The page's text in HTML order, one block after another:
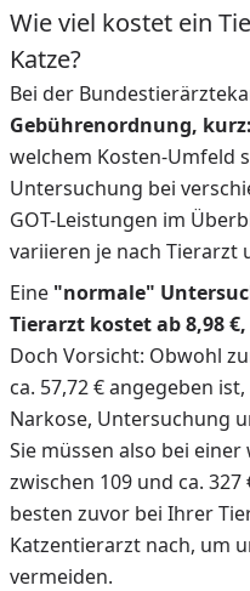
Wie viel kostet ein
Katze?
Bei der
Gebührenordnung, kurz:
welchem Kosten-Umfeld
Untersuchung bei
GOT-Leistungen im
variieren je nach Tierarzt
Eine "normale"
Tierarzt kostet ab 8,98
Doch Vorsicht: Obwohl
ca. 57,72 € angegeben
Narkose, Untersuchung
Sie müssen also bei
zwischen 109 und ca.
besten zuvor bei Ihrer
Katzentierarzt nach, um
vermeiden.